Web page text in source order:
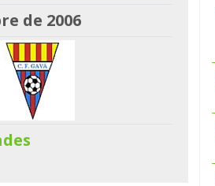
de 2006